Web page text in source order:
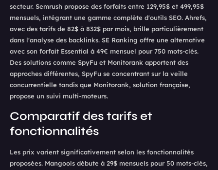
secteur. Semrush propose des forfaits entre 129,95$ et 499,95$
mensuels, intégrant une gamme complète d'outils SEO. Ahrefs,
avec des tarifs de 82$ à 832$ par mois, brille particulièrement
dans l'analyse des backlinks. SE Ranking offre une alternative
avec son forfait Essential à 49€ mensuel pour 750 mots-clés.
Des solutions comme SpyFu et Monitorank apportent des
approches différentes, SpyFu se concentrant sur la veille
concurrentielle tandis que Monitorank, solution française,
propose un suivi multi-moteurs.
Comparatif des tarifs et
fonctionnalités
Les prix varient significativement selon les fonctionnalités
proposées. Mangools débute à 29$ mensuels pour 50 mots-clés,